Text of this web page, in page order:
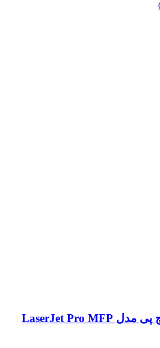
پرینتر چندکاره لیزری اچ پی مدل LaserJet Pro MFP